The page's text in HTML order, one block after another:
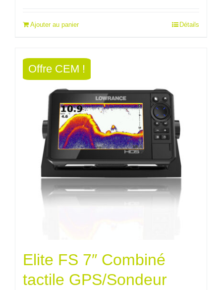
1074,00€.
actuel
966,60€.
Ajouter au panier Détails
Offre CEM !
Elite FS 7″ Combiné
tactile GPS/Sondeur